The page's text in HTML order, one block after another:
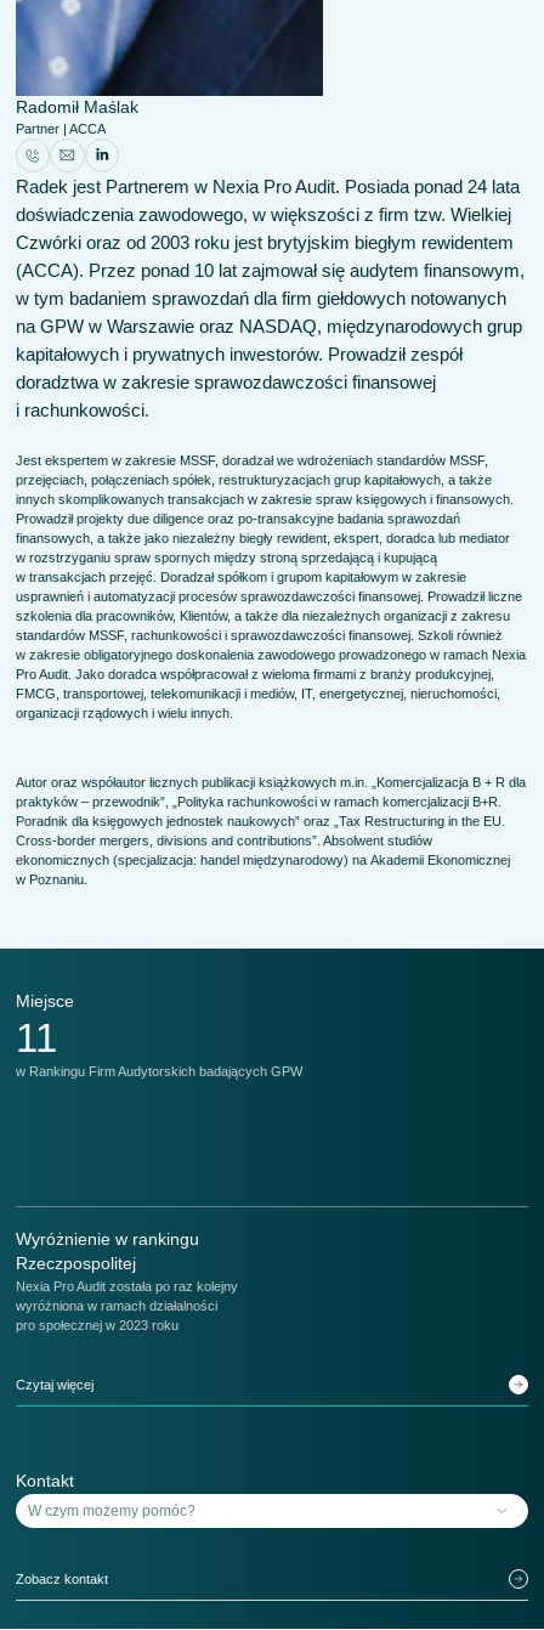
Radomił Maślak
Partner | ACCA
Radek jest Partnerem w Nexia Pro Audit. Posiada ponad 24 lata
doświadczenia zawodowego, w większości z firm tzw. Wielkiej
Czwórki oraz od 2003 roku jest brytyjskim biegłym rewidentem
(ACCA). Przez ponad 10 lat zajmował się audytem finansowym,
w tym badaniem sprawozdań dla firm giełdowych notowanych
na GPW w Warszawie oraz NASDAQ, międzynarodowych grup
kapitałowych i prywatnych inwestorów. Prowadził zespół
doradztwa w zakresie sprawozdawczości finansowej
i rachunkowości.
Jest ekspertem w zakresie MSSF, doradzał we wdrożeniach standardów MSSF,
przejęciach, połączeniach spółek, restrukturyzacjach grup kapitałowych, a także
innych skomplikowanych transakcjach w zakresie spraw księgowych i finansowych.
Prowadził projekty due diligence oraz po-transakcyjne badania sprawozdań
finansowych, a także jako niezależny biegły rewident, ekspert, doradca lub mediator
w rozstrzyganiu spraw spornych między stroną sprzedającą i kupującą
w transakcjach przejęć. Doradzał spółkom i grupom kapitałowym w zakresie
usprawnień i automatyzacji procesów sprawozdawczości finansowej. Prowadził liczne
szkolenia dla pracowników, Klientów, a także dla niezależnych organizacji z zakresu
standardów MSSF, rachunkowości i sprawozdawczości finansowej. Szkoli również
w zakresie obligatoryjnego doskonalenia zawodowego prowadzonego w ramach Nexia
Pro Audit. Jako doradca współpracował z wieloma firmami z branży produkcyjnej,
FMCG, transportowej, telekomunikacji i mediów, IT, energetycznej, nieruchomości,
organizacji rządowych i wielu innych.
Autor oraz współautor licznych publikacji książkowych m.in. „Komercjalizacja B + R dla
praktyków – przewodnik”, „Polityka rachunkowości w ramach komercjalizacji B+R.
Poradnik dla księgowych jednostek naukowych” oraz „Tax Restructuring in the EU.
Cross-border mergers, divisions and contributions”. Absolwent studiów
ekonomicznych (specjalizacja: handel międzynarodowy) na Akademii Ekonomicznej
w Poznaniu.
Miejsce
11
w Rankingu Firm Audytorskich badających GPW
Wyróżnienie w rankingu
Rzeczpospolitej
Nexia Pro Audit została po raz kolejny
wyróżniona w ramach działalności
pro społecznej w 2023 roku
Czytaj więcej
Kontakt
Zobacz kontakt